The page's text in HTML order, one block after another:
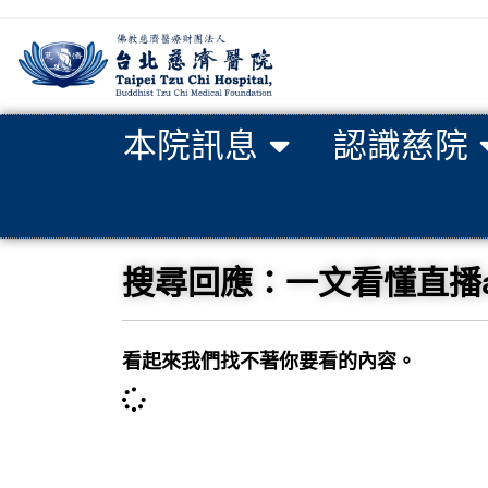
本院訊息 認識慈院
搜尋回應：一文看懂直
看起來我們找不著你要看的內容。